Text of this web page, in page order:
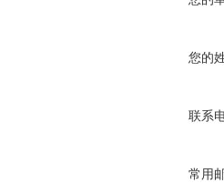
您的
联系
常用